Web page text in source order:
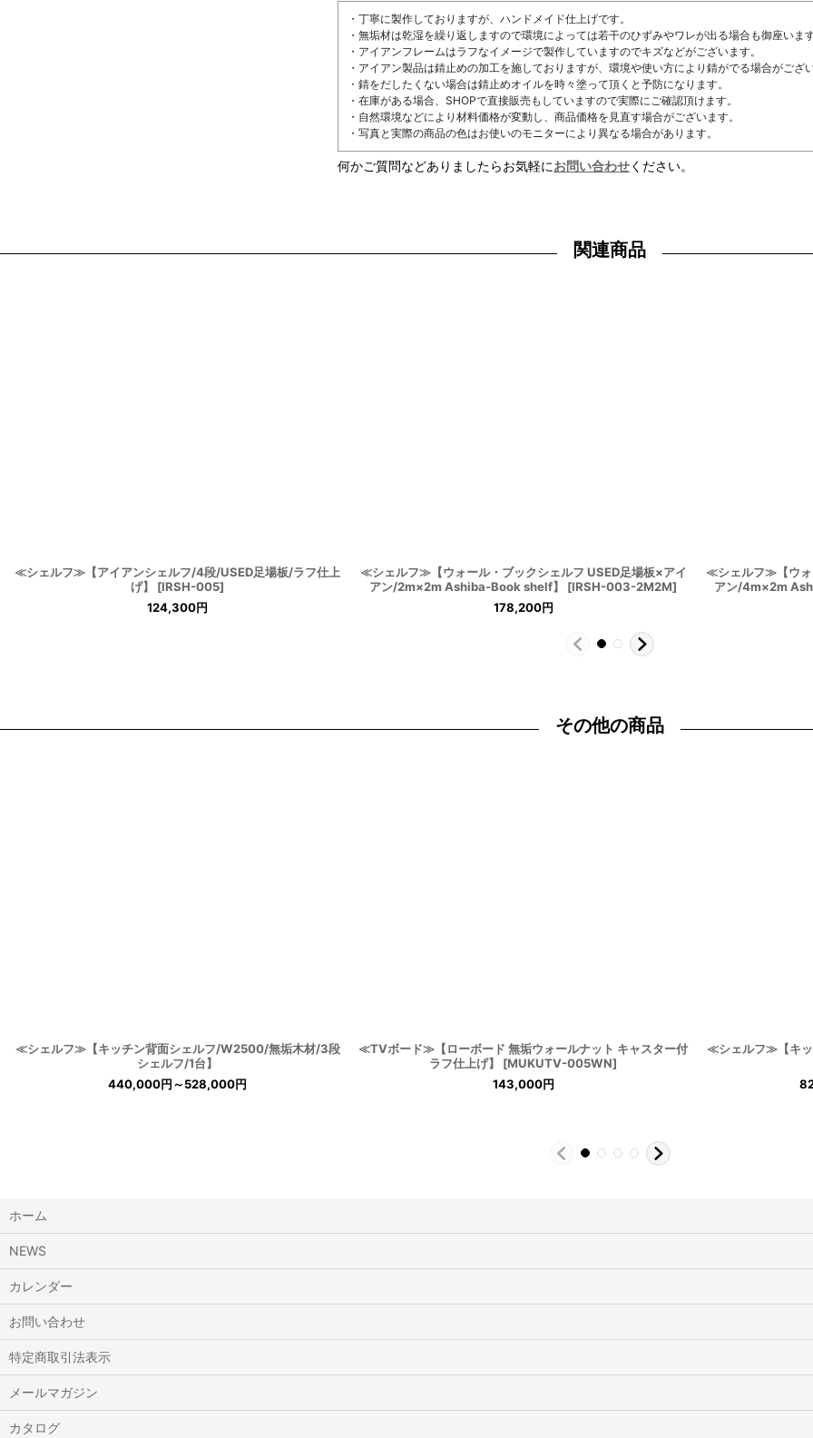
・丁寧に製作しておりますが、ハンドメイド仕上げです。
・無垢材は乾湿を繰り返しますので環境によっては若干のひずみやワレが出る場合も御座いま
・アイアンフレームはラフなイメージで製作していますのでキズなどがございます。
・アイアン製品は錆止めの加工を施しておりますが、環境や使い方により錆がでる場合がござ
・錆をだしたくない場合は錆止めオイルを時々塗って頂くと予防になります。
・在庫がある場合、SHOPで直接販売もしていますので実際にご確認頂けます。
・自然環境などにより材料価格が変動し、商品価格を見直す場合がございます。
・写真と実際の商品の色はお使いのモニターにより異なる場合があります。
何かご質問などありましたらお気軽にお問い合わせください。
関連商品
≪シェルフ≫【アイアンシェルフ/4段/USED足場板/ラフ仕上
げ】
[IRSH-005]
124,300円
≪シェルフ≫【ウォール・ブックシェルフ USED足場板×アイ
アン/2m×2m Ashiba-Book shelf】
[IRSH-003-2M2M]
178,200円
≪シェルフ≫【ウォ
アン/4m×2m
その他の商品
≪シェルフ≫【キッチン背面シェルフ/W2500/無垢木材/3段
シェルフ/1台】
440,000円～528,000円
≪TVボード≫【ローボード 無垢ウォールナット キャスター付
ラフ仕上げ】
[MUKUTV-005WN]
143,000円
≪シェルフ≫【キ
ホーム
NEWS
カレンダー
お問い合わせ
特定商取引法表示
メールマガジン
カタログ